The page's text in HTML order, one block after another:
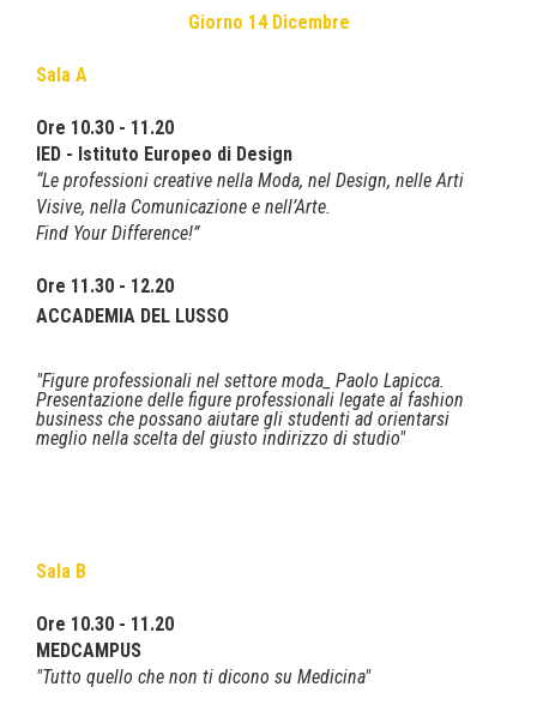
Giorno 14 Dicembre
Sala A
Ore 10.30 - 11.20
IED - Istituto Europeo di Design
“Le professioni creative nella Moda, nel Design, nelle Arti
Visive, nella Comunicazione e nell’Arte.
Find Your Difference!”
Ore 11.30 - 12.20
ACCADEMIA DEL LUSSO
"Figure professionali nel settore moda_ Paolo Lapicca.
Presentazione delle figure professionali legate al fashion
business che possano aiutare gli studenti ad orientarsi
meglio nella scelta del giusto indirizzo di studio"
Sala B
Ore 10.30 - 11.20
MEDCAMPUS
"Tutto quello che non ti dicono su Medicina"